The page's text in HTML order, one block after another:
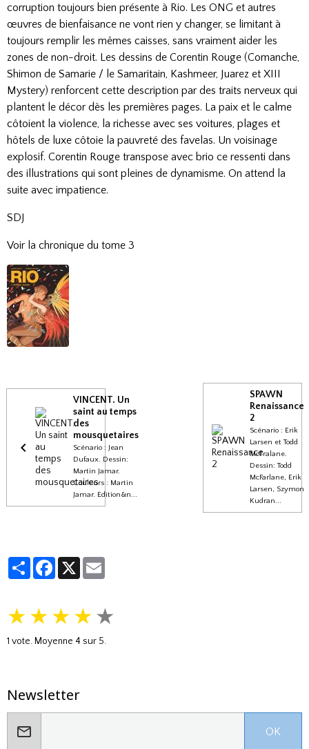
corruption toujours bien présente à Rio. Les ONG et autres
œuvres de bienfaisance ne vont rien y changer, se limitant à
toujours remplir les mêmes caisses, sans vraiment aider les
zones de non-droit. Les dessins de Corentin Rouge (Comanche,
Shimon de Samarie / le Samaritain, Kashmeer, Juarez et XIII
Mystery) renforcent cette description par des traits nerveux qui
plantent le décor dès les premières pages. La paix et le calme
côtoient la violence, la richesse avec ses voitures, plages et
hôtels de luxe côtoie la pauvreté des favelas. Un voisinage
explosif. Corentin Rouge transpose avec brio ce ressenti dans
des illustrations qui sont pleines de dynamisme. On attend la
suite avec impatience.
SDJ
Voir la chronique du tome 3
VINCENT. Un
saint au temps
des
mousquetaires
Scénario : Jean
Dufaux. Dessin:
Martin Jamar.
Couleurs : Martin
Jamar. Edition&n...
SPAWN
Renaissance
2
Scénario : Erik
Larsen et Todd
McFralane.
Dessin: Todd
McFarlane, Erik
Larsen, Szymon
Kudran...
PartagerFacebook
X
★ ★ ★ ★ ★
1 vote. Moyenne 4 sur 5.
Newsletter
OK